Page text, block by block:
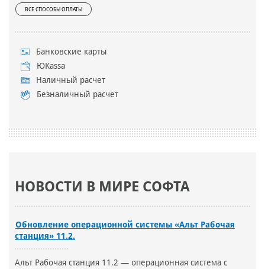
ВСЕ СПОСОБЫ ОПЛАТЫ
Банковские карты
ЮKassa
Наличный расчет
Безналичный расчет
НОВОСТИ В МИРЕ СОФТА
Обновление операционной системы «Альт Рабочая
станция» 11.2.
Альт Рабочая станция 11.2 — операционная система с